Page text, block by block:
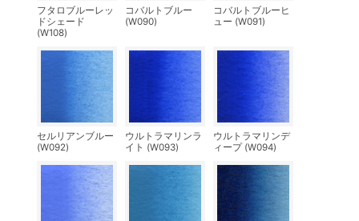
フタロブルーレッ
ドシェード
(W108)
コバルトブルー
(W090)
コバルトブルーヒ
ュー (W091)
セルリアンブルー
(W092)
ウルトラマリンラ
イト (W093)
ウルトラマリンデ
ィープ (W094)